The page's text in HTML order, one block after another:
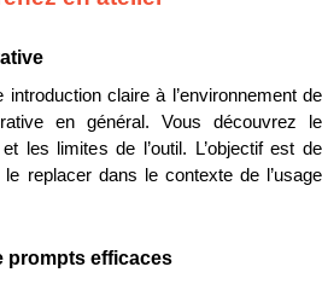
introduction claire à l’environnement de
en général. Vous découvrez le
les limites de l’outil. L’objectif est de
replacer dans le contexte de l’usage
prompts efficaces